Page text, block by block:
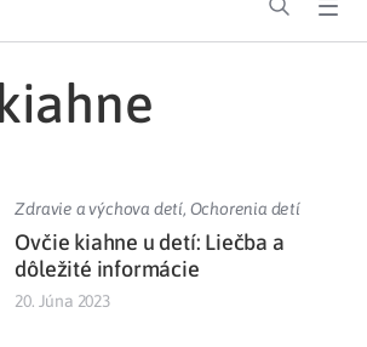
Zdravie a výchova detí, Ochorenia detí
Ovčie kiahne u detí: Liečba a
dôležité informácie
20. Júna 2023